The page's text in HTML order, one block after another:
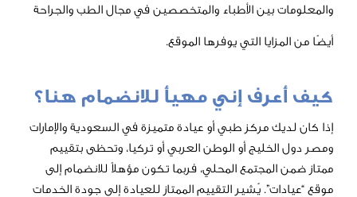
الأطباء والمتخصصين في مجال الطب والجراحة
التي يوفرها الموقع.
إني مهيأ للانضمام هنا؟
مركز طبي أو عيادة متميزة في السعودية والإمارات
أو الوطن العربي أو تركيا، وتحظى بتقييم
المحلي، فربما تكون مؤهلاً للانضمام إلى
يُشير التقييم الممتاز للعيادة إلى جودة الخدمات